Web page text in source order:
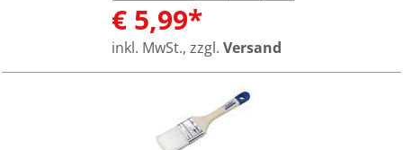
€ 5,99*
inkl. MwSt., zzgl. Versand